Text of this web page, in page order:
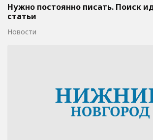
Нужно постоянно писать. Поиск
статьи
Новости